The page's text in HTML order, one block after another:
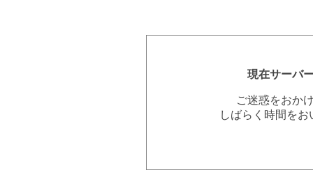
現在サーバ
ご迷惑をおか
しばらく時間を